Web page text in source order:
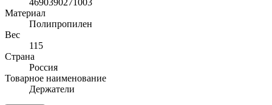
4690390271003
Материал
Полипропилен
Вес
115
Страна
Россия
Товарное наименование
Держатели